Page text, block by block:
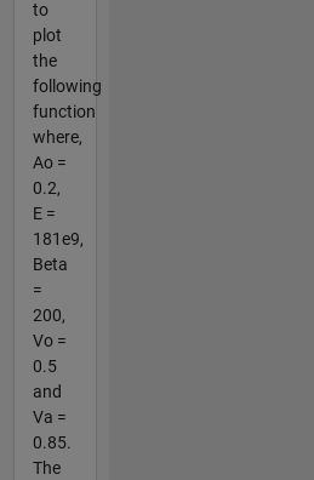
to
plot
the
following
function
where,
Ao =
0.2,
E =
181e9,
Beta
=
200,
Vo =
0.5
and
Va =
0.85.
The